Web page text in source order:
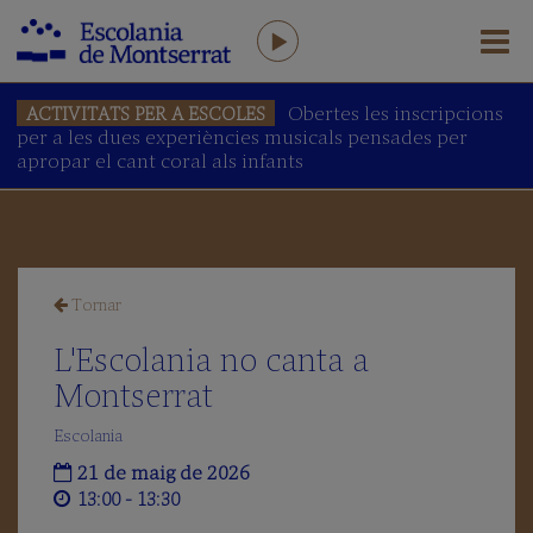
L'ESCOLANIA
Salutació
Equip
AFA
Antics
Escolans
Amics
de
l’Escolania
ACTIVITATS PER A ESCOLES
Obertes les inscripcions
per a les dues experiències musicals pensades per
apropar el cant coral als infants
Tornar
L'Escolania no canta a
Montserrat
Escolania
21 de maig de 2026
13:00 - 13:30